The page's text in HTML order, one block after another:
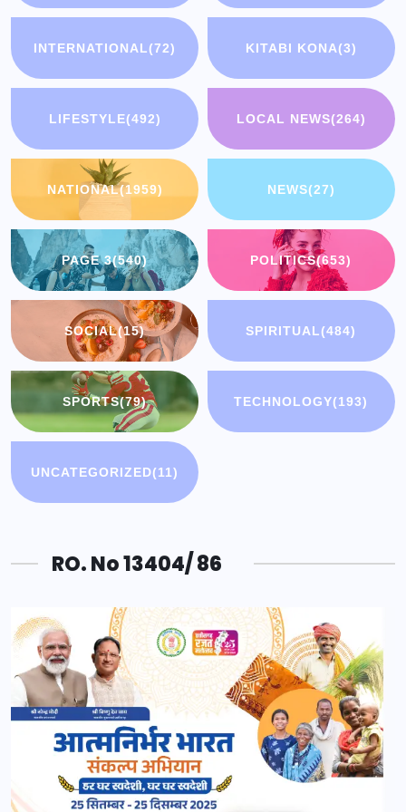
INTERNATIONAL(72) KITABI KONA(3)
LIFESTYLE(492) LOCAL NEWS(264)
NATIONAL(1959) NEWS(27)
PAGE 3(540) POLITICS(653)
SOCIAL(15) SPIRITUAL(484)
SPORTS(79) TECHNOLOGY(193)
UNCATEGORIZED(11)
RO. No 13404/ 86